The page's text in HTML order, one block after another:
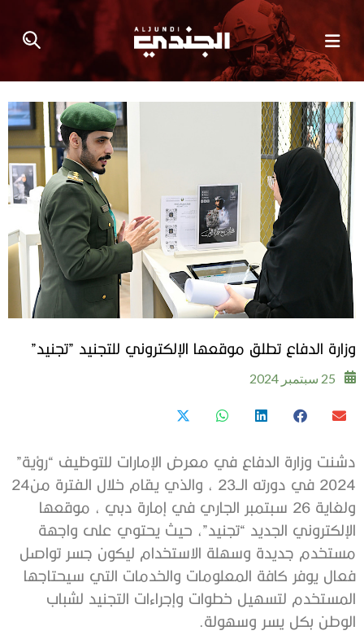
وزارة الدفاع تطلق موقعها الإلكتروني للتجنيد ”تجنيد”
25 سبتمبر 2024
دشنت وزارة الدفاع في معرض الإمارات للتوظيف “رؤية”
2024 في دورته الــ23 ، والذي يقام خلال الفترة من24
ولغاية 26 سبتمبر الجاري في إمارة دبي ، موقعها
الإلكتروني الجديد “تجنيد”، حيث يحتوي على واجهة
مستخدم جديدة وسهلة الاستخدام ليكون جسر تواصل
فعال يوفر كافة المعلومات والخدمات التي سيحتاجها
المستخدم لتسهيل خطوات وإجراءات التجنيد لشباب
الوطن بكل يسر وسهولة.